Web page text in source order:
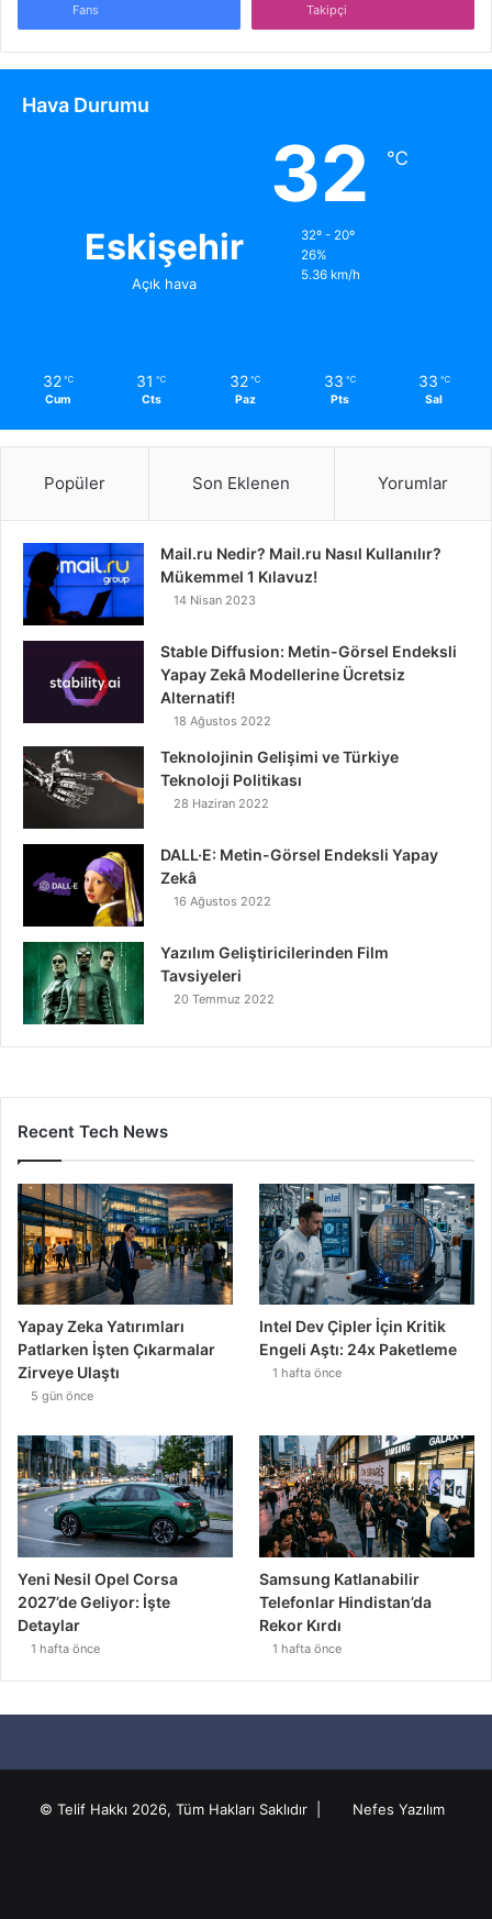
Fans Takipçi
Hava Durumu
Eskişehir
Açık hava
32 ℃
32º - 20º
26%
5.36 km/h
32 ℃
Cum
31 ℃
Cts
32 ℃
Paz
33 ℃
Pts
33 ℃
Sal
Popüler Son Eklenen Yorumlar
Mail.ru Nedir? Mail.ru Nasıl Kullanılır?
Mükemmel 1 Kılavuz!
14 Nisan 2023
Stable Diffusion: Metin-Görsel Endeksli
Yapay Zekâ Modellerine Ücretsiz
Alternatif!
18 Ağustos 2022
Teknolojinin Gelişimi ve Türkiye
Teknoloji Politikası
28 Haziran 2022
DALL·E: Metin-Görsel Endeksli Yapay
Zekâ
16 Ağustos 2022
Yazılım Geliştiricilerinden Film
Tavsiyeleri
20 Temmuz 2022
Recent Tech News
Yapay Zeka Yatırımları
Patlarken İşten Çıkarmalar
Zirveye Ulaştı
5 gün önce
Intel Dev Çipler İçin Kritik
Engeli Aştı: 24x Paketleme
1 hafta önce
Yeni Nesil Opel Corsa
2027’de Geliyor: İşte
Detaylar
1 hafta önce
Samsung Katlanabilir
Telefonlar Hindistan’da
Rekor Kırdı
1 hafta önce
© Telif Hakkı 2026, Tüm Hakları Saklıdır | Nefes Yazılım